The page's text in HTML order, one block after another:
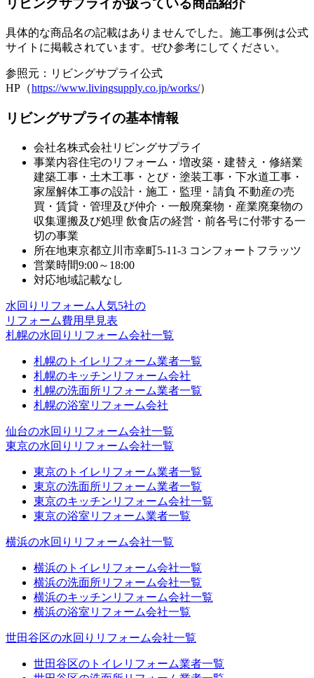
リビングサプライが扱っている商品紹介
具体的な商品名の記載はありませんでした。施工事例は公式
サイトに掲載されています。ぜひ参考にしてください。
参照元：リビングサプライ公式
HP（https://www.livingsupply.co.jp/works/）
リビングサプライの基本情報
会社名株式会社リビングサプライ
事業内容住宅のリフォーム・増改築・建替え・修繕業
建築工事・土木工事・とび・塗装工事・下水道工事・
家屋解体工事の設計・施工・監理・請負 不動産の売
買・賃貸・管理及び仲介・一般廃棄物・産業廃棄物の
収集運搬及び処理 飲食店の経営・前各号に付帯する一
切の事業
所在地東京都立川市幸町5-11-3 コンフォートフラッツ
営業時間9:00～18:00
対応地域記載なし
水回りリフォーム人気5社の
リフォーム費用早見表
札幌の水回りリフォーム会社一覧
札幌のトイレリフォーム業者一覧
札幌のキッチンリフォーム会社
札幌の洗面所リフォーム業者一覧
札幌の浴室リフォーム会社
仙台の水回りリフォーム会社一覧
東京の水回りリフォーム会社一覧
東京のトイレリフォーム業者一覧
東京の洗面所リフォーム業者一覧
東京のキッチンリフォーム会社一覧
東京の浴室リフォーム業者一覧
横浜の水回りリフォーム会社一覧
横浜のトイレリフォーム会社一覧
横浜の洗面所リフォーム会社一覧
横浜のキッチンリフォーム会社一覧
横浜の浴室リフォーム会社一覧
世田谷区の水回りリフォーム会社一覧
世田谷区のトイレリフォーム業者一覧